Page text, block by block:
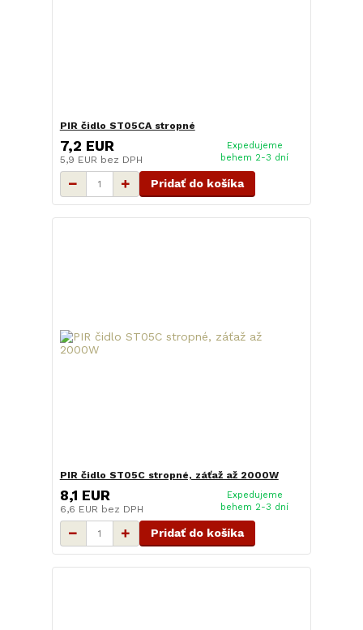
PIR čidlo ST05CA stropné
7,2 EUR
5,9 EUR bez DPH
Expedujeme
behem 2-3 dní
Pridať do košíka
PIR čidlo ST05C stropné, záťaž až 2000W
8,1 EUR
6,6 EUR bez DPH
Expedujeme
behem 2-3 dní
Pridať do košíka